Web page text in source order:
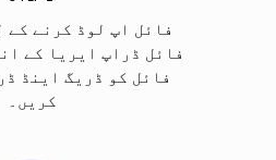
فائل ڈراپ ایریا کے
کریں۔